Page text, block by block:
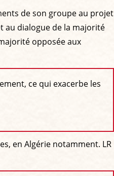
de son groupe au projet
au dialogue de la majorité
opposée aux
ce qui exacerbe les
en Algérie notamment. LR